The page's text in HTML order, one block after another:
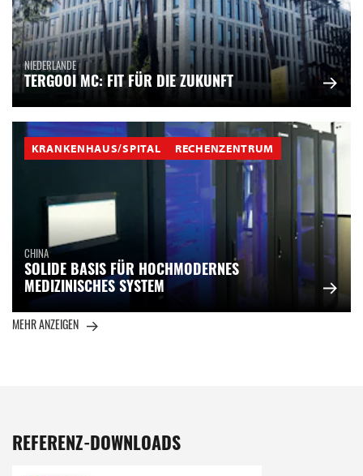
NIEDERLANDE
TERGOOI MC: FIT FÜR DIE ZUKUNFT
KRANKENHAUS/SPITAL RECHENZENTRUM
CHINA
SOLIDE BASIS FÜR HOCHMODERNES
MEDIZINISCHES SYSTEM
MEHR ANZEIGEN
REFERENZ-DOWNLOADS